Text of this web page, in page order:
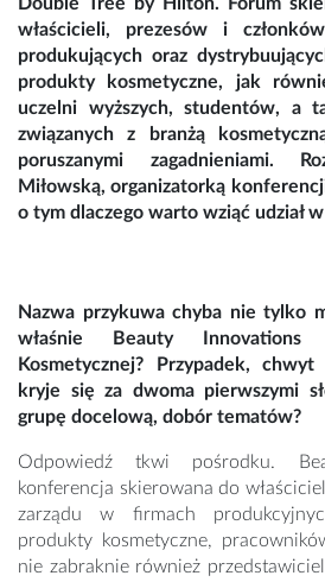
Double Tree by Hilton. Forum
właścicieli, prezesów i
produkujących oraz
produkty kosmetyczne, jak
uczelni wyższych, studentów, a
związanych z branżą
poruszanymi zagadnieniami.
Miłowską, organizatorką
o tym dlaczego warto wziąć udział
Nazwa przykuwa chyba nie tylko
właśnie Beauty
Kosmetycznej? Przypadek,
kryje się za dwoma pierwszymi
grupę docelową, dobór tematów?
Odpowiedź tkwi pośrodku.
konferencja skierowana do
zarządu w firmach
produkty kosmetyczne,
nie zabraknie również